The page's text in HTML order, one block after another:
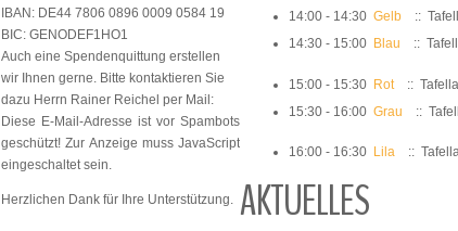
IBAN: DE44 7806 0896 0009 0584 19
BIC: GENODEF1HO1
Auch eine Spendenquittung erstellen
wir Ihnen gerne. Bitte kontaktieren Sie
dazu Herrn Rainer Reichel per Mail:
Diese E-Mail-Adresse ist vor Spambots
geschützt! Zur Anzeige muss JavaScript
eingeschaltet sein.
Herzlichen Dank für Ihre Unterstützung.
14:00 - 14:30 Gelb
::
14:30 - 15:00 Blau ::
15:00 - 15:30 Rot
::
15:30 - 16:00 Grau ::
16:00 - 16:30 Lila ::
AKTUELLES